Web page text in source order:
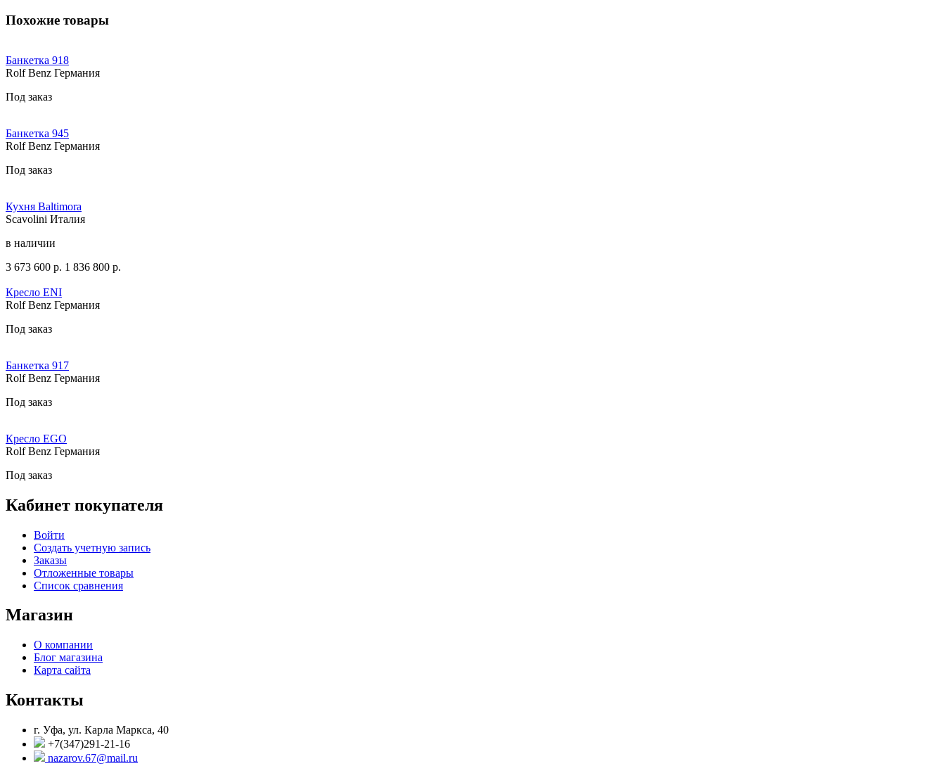
Похожие товары
Банкетка 918
Rolf Benz Германия
Под заказ
Банкетка 945
Rolf Benz Германия
Под заказ
Кухня Baltimora
Scavolini Италия
в наличии
3 673 600 р. 1 836 800 р.
Кресло ENI
Rolf Benz Германия
Под заказ
Банкетка 917
Rolf Benz Германия
Под заказ
Кресло EGO
Rolf Benz Германия
Под заказ
Кабинет покупателя
Войти
Создать учетную запись
Заказы
Отложенные товары
Список сравнения
Магазин
О компании
Блог магазина
Карта сайта
Контакты
г. Уфа, ул. Карла Маркса, 40
+7(347)291-21-16
nazarov.67@mail.ru